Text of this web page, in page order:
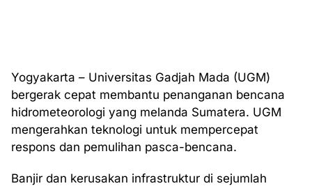
Yogyakarta – Universitas Gadjah Mada (UGM)
bergerak cepat membantu penanganan bencana
hidrometeorologi yang melanda Sumatera. UGM
mengerahkan teknologi untuk mempercepat
respons dan pemulihan pasca-bencana.
Banjir dan kerusakan infrastruktur di sejumlah